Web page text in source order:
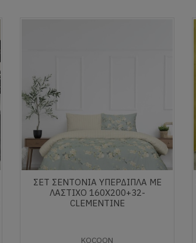
ΣΕΤ ΣΕΝΤΌΝΙΑ ΥΠΈΡΔΙΠΛΑ ΜΕ
ΛΆΣΤΙΧΟ 160X200+32-
CLEMENTINE
KOCOON